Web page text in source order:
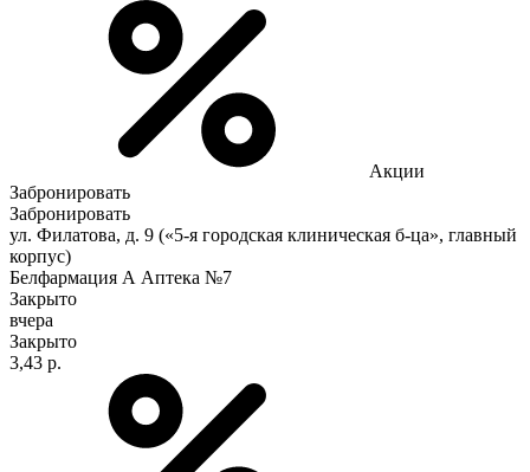
Акции
Забронировать
Забронировать
ул. Филатова, д. 9 («5-я городская клиническая б-ца», главный
корпус)
Белфармация А Аптека №7
Закрыто
вчера
Закрыто
3,43 р.